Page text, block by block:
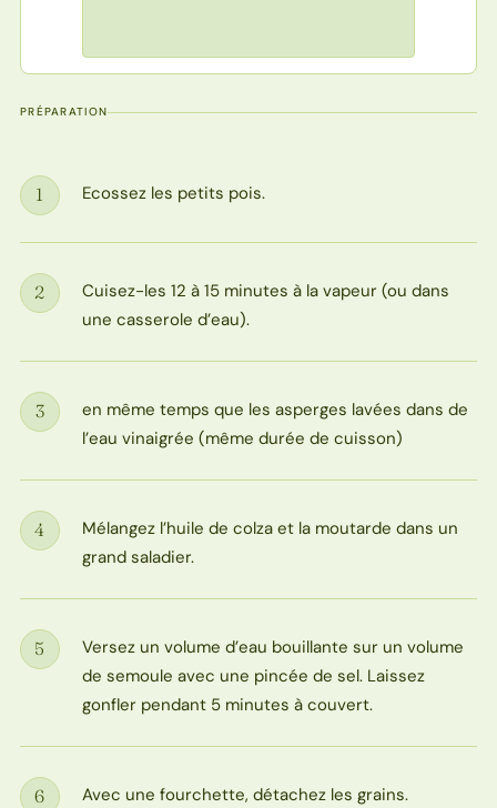
PRÉPARATION
Étape
1 Ecossez les petits pois.
Étape
2
Cuisez-les 12 à 15 minutes à la vapeur (ou dans
une casserole d’eau).
Étape
3
en même temps que les asperges lavées dans de
l’eau vinaigrée (même durée de cuisson)
Étape
4
Mélangez l’huile de colza et la moutarde dans un
grand saladier.
Étape
5
Versez un volume d’eau bouillante sur un volume
de semoule avec une pincée de sel. Laissez
gonfler pendant 5 minutes à couvert.
6 Avec une fourchette, détachez les grains.